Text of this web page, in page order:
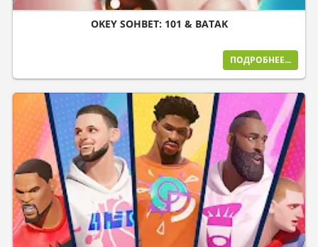
OKEY SOHBET: 101 & BATAK
ПОДРОБНЕЕ...